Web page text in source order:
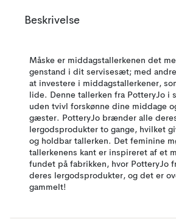
Beskrivelse
Måske er middagstallerkenen det
genstand i dit servisesæt; med
at investere i middagstallerkener,
lide. Denne tallerken fra PotteryJo i
uden tvivl forskønne dine middage
gæster. PotteryJo brænder alle
lergodsprodukter to gange, hvilket
og holdbar tallerken. Det feminine
tallerkenens kant er inspireret af et
fundet på fabrikken, hvor PotteryJo
deres lergodsprodukter, og det er
gammelt!